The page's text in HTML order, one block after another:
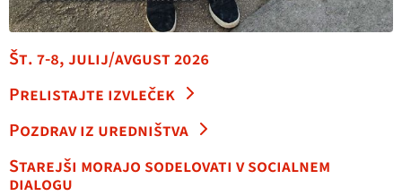
Št. 7-8, julij/avgust 2026
Prelistajte izvleček
Pozdrav iz uredništva
Starejši morajo sodelovati v socialnem
dialogu